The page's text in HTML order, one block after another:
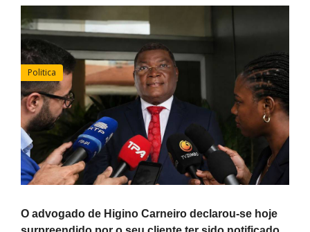
Politica
O advogado de Higino Carneiro declarou-se hoje